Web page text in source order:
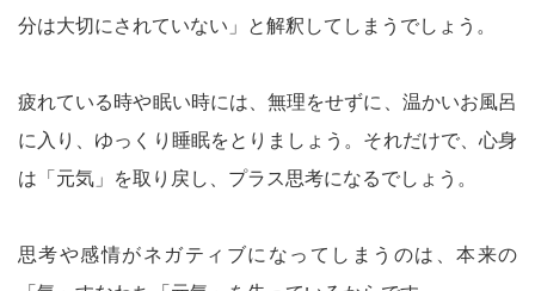
分は大切にされていない」と解釈してしまうでしょう。
疲れている時や眠い時には、無理をせずに、温かいお風呂
に入り、ゆっくり睡眠をとりましょう。それだけで、心身
は「元気」を取り戻し、プラス思考になるでしょう。
思考や感情がネガティブになってしまうのは、本来の